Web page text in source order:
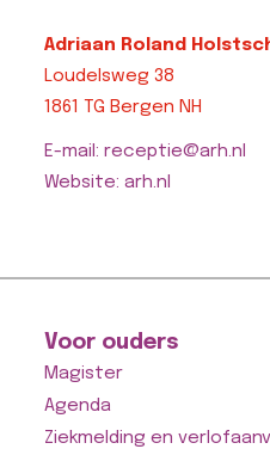
Adriaan Roland
Loudelsweg 38
1861 TG Bergen NH
E-mail: receptie@arh.nl
Website: arh.nl
Voor ouders
Magister
Agenda
Ziekmelding en